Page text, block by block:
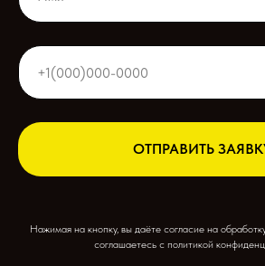
ОТПРАВИТЬ
Нажимая на кнопку, вы даёте согласие на
соглашаетесь c политикой